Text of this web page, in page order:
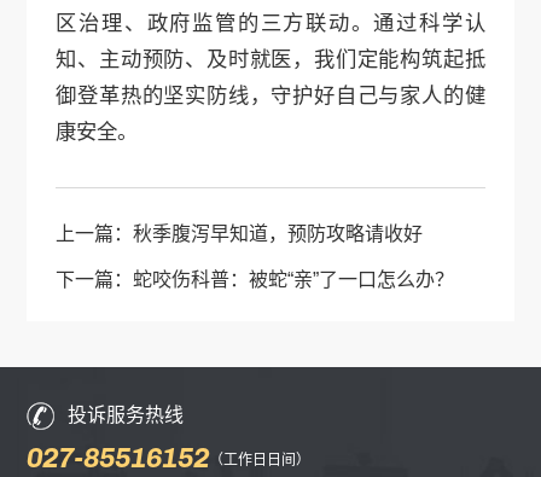
区治理、政府监管的三方联动。通过科学认
知、主动预防、及时就医，我们定能构筑起抵
御登革热的坚实防线，守护好自己与家人的健
康安全。
上一篇：秋季腹泻早知道，预防攻略请收好
下一篇： 蛇咬伤科普：被蛇“亲”了一口怎么办？
投诉服务热线
027-85516152（工作日日间）